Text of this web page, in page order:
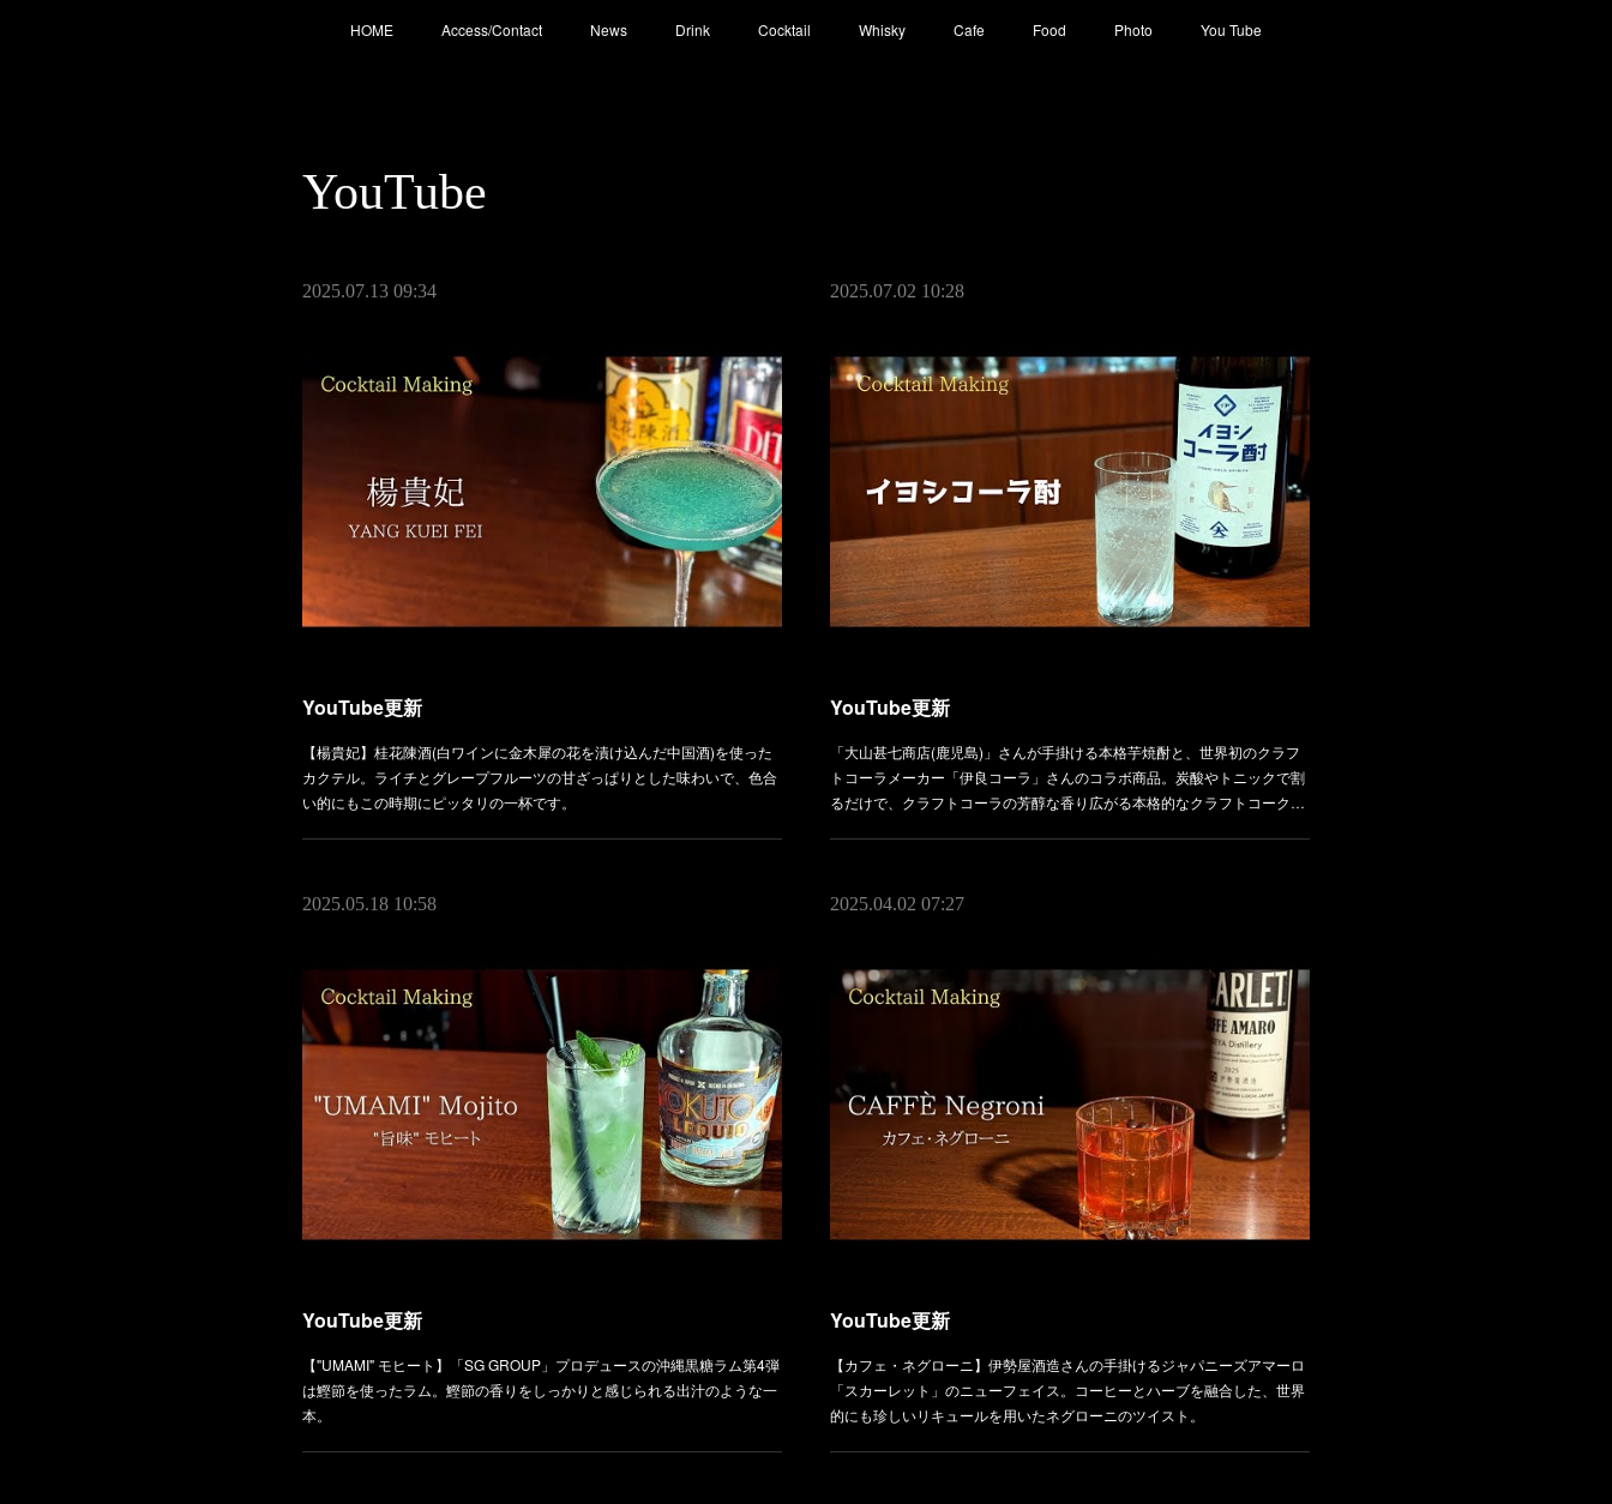
HOME Access/Contact News Drink Cocktail Whisky Cafe Food Photo You Tube
YouTube
2025.07.13 09:34
YouTube更新
【楊貴妃】桂花陳酒(白ワインに金木犀の花を漬け込んだ中国酒)を使った
カクテル。ライチとグレープフルーツの甘ざっぱりとした味わいで、色合
い的にもこの時期にピッタリの一杯です。
2025.07.02 10:28
YouTube更新
「大山甚七商店(鹿児島)」さんが手掛ける本格芋焼酎と、世界初のクラフ
トコーラメーカー「伊良コーラ」さんのコラボ商品。炭酸やトニックで割
るだけで、クラフトコーラの芳醇な香り広がる本格的なクラフトコーク…
2025.05.18 10:58
YouTube更新
【"UMAMI" モヒート】「SG GROUP」プロデュースの沖縄黒糖ラム第4弾
は鰹節を使ったラム。鰹節の香りをしっかりと感じられる出汁のような一
本。
2025.04.02 07:27
YouTube更新
【カフェ・ネグローニ】伊勢屋酒造さんの手掛けるジャパニーズアマーロ
「スカーレット」のニューフェイス。コーヒーとハーブを融合した、世界
的にも珍しいリキュールを用いたネグローニのツイスト。